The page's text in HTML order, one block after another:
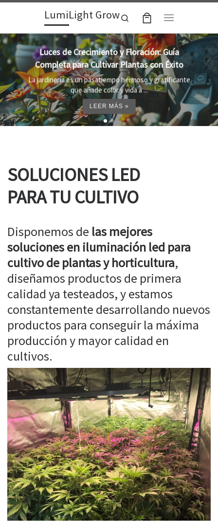
Skip to contentLumiLight Grow
Search
Lámparas para indoor: la clave para un
crecimiento óptimo de tus plantas
Al cultivar plantas en el interior, es importante
proporcionar el entorno adecuado ...
LEER MÁS »
SOLUCIONES LED
PARA TU CULTIVO
Disponemos de las mejores
soluciones en iluminación led para
cultivo de plantas y horticultura,
diseñamos productos de primera
calidad ya testeados, y estamos
constantemente desarrollando nuevos
productos para conseguir la máxima
producción y mayor calidad en
cultivos.